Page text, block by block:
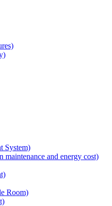
System)
and energy cost)
Room)